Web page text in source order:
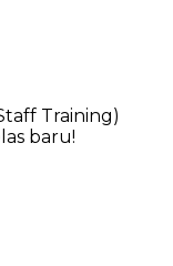
Training)
baru!